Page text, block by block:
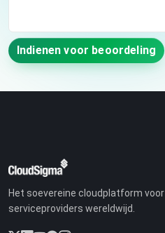
Indienen voor beoordeling
Het soevereine cloudplatform voor
serviceproviders wereldwijd.